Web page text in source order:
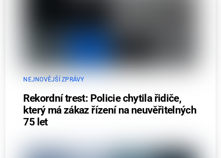
NEJNOVĚJŠÍ ZPRÁVY
Rekordní trest: Policie chytila řidiče,
který má zákaz řízení na neuvěřitelných
75 let